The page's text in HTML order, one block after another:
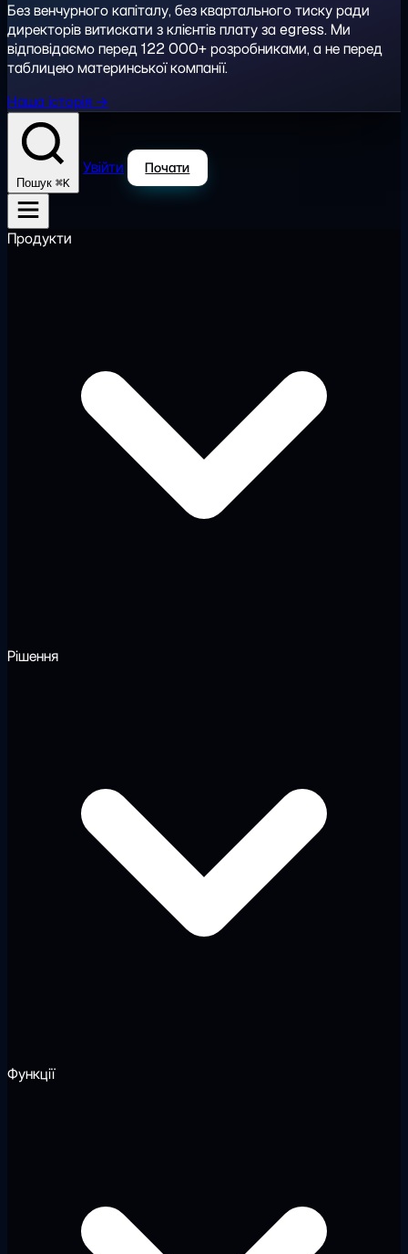
Без венчурного капіталу, без квартального тиску ради
директорів витискати з клієнтів плату за egress. Ми
відповідаємо перед 122 000+ розробниками, а не перед
таблицею материнської компанії.
Наша історія →
Пошук ⌘K
Увійти Почати
Продукти
Рішення
Функції